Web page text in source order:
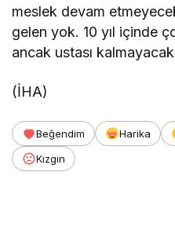
meslek devam
gelen yok. 10 yıl içinde
ancak ustası
(İHA)
Beğendim Harika
Kızgın